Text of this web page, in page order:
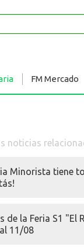
FM Mercado
noticias
Minorista tiene
de la Feria S1 "El
11/08